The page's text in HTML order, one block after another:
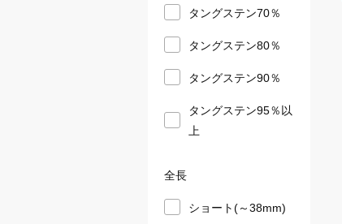
タングステン70％
タングステン80％
タングステン90％
タングステン95％以
上
全長
ショート(～38mm)